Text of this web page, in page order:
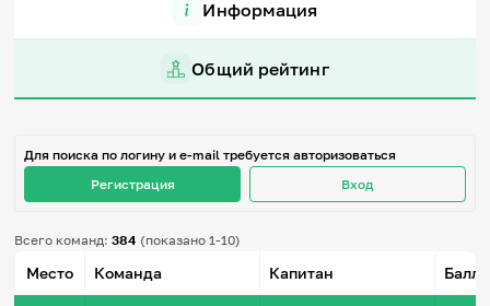
Игры и тренажеры
Настолка
Памятки
Комиксы
Педагогам
Школа наставников
Информация
Общий рейтинг
Для поиска по логину и e-mail требуется авторизоваться
Регистрация
Вход
Всего команд:384 (показано 1-10)
Место Команда Капитан